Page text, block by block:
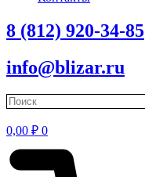
8 (812) 920-34-85
info@blizar.ru
0,00 ₽ 0